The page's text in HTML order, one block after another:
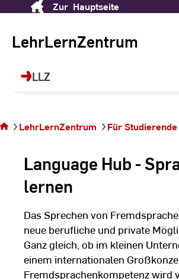
Content
Zur Hauptseite
LehrLernZentrum
LLZ
LehrLernZentrum
und berufliche Weiterbildung!
sich auf
der SeiteLehrLernZentrum Für Studierende
Language Hub -
lernen
Das Sprechen von
neue berufliche und private
Ganz gleich, ob im kleinen
einem internationalen
Fremdsprachenkompetenz wird